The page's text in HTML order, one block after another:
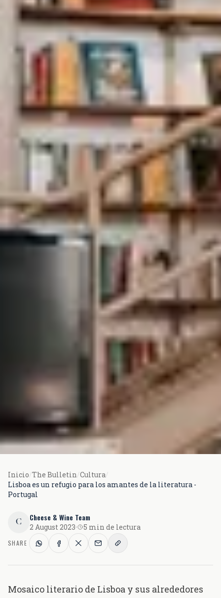
Inicio/The Bulletin/Cultura/
Lisboa es un refugio para los amantes de la literatura -
Portugal
C Cheese & Wine Team
2 August 2023· 5 min de lectura
SHARE
Mosaico literario de Lisboa y sus alrededores